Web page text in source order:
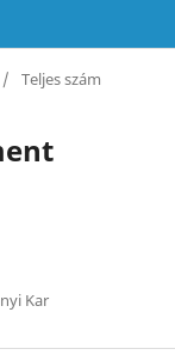
/ Teljes szám
Kar